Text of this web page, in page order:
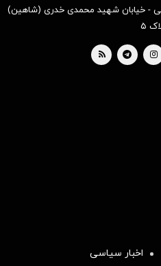
- خیابان شهید محمدی خدری (شاهین)
۵
اخبار سیاسی